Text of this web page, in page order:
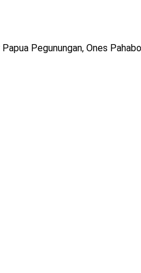
Papua Pegunungan, Ones